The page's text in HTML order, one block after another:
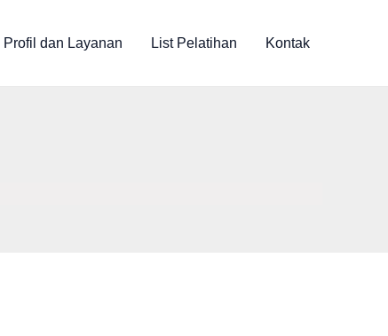
Profil dan Layanan List Pelatihan Kontak